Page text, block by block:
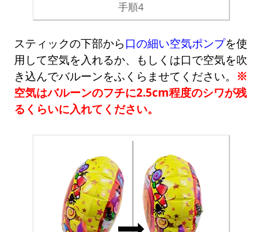
手順4
スティックの下部から 口の細い空気ポンプを使
用して空気を入れるか、もしくは口で空気を吹
き込んでバルーンをふくらませてください。 ※
空気はバルーンのフチに2.5cm程度のシワが残
るくらいに入れてください。